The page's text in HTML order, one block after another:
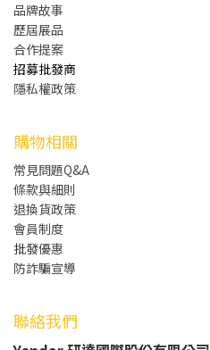
品牌故事
歷屆展品
合作提案
招募批發商
隱私權政策
購物相關
常見問題Q&A
條款與細則
退換貨政策
會員制度
批發優惠
防詐騙宣導
聯絡我們